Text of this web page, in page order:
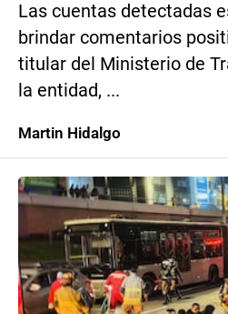
Las cuentas detectadas
brindar comentarios
titular del Ministerio de
la entidad, ...
Martin Hidalgo